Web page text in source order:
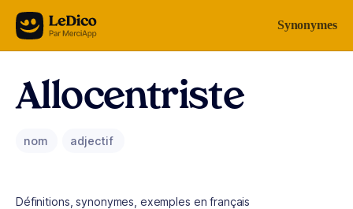
Aller au contenu Synonymes
Allocentriste
nom adjectif
Définitions, synonymes, exemples en français